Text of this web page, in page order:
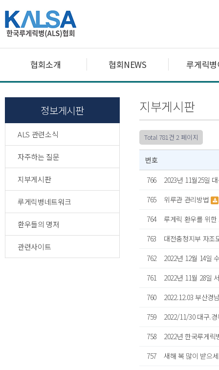
협회소개 협회NEWS 루게릭
정보게시판
ALS 관련소식
자주하는 질문
지부게시판
루게릭병네트워크
환우들의 명저
관련사이트
지부게시판
Total 781건 2 페이지
번호
766
2023년 11월25일
765
위루관 관리방법
764
루게릭 환우를 위
763
대전충청지부 자조
762
2022년 12월 14일
761
2022년 11월 28일
760
2022.12.03 부산경
759
2022/11/30 대구.
758
2022년 한국루게
757
새해 복 많이 받으